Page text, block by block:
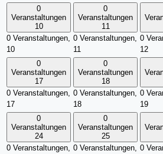
0
Veranstaltungen
10
0 Veranstaltungen,
10
0
Veranstaltungen
11
0 Veranstaltungen,
11
0
12
0
Veranstaltungen
17
0 Veranstaltungen,
17
0
Veranstaltungen
18
0 Veranstaltungen,
18
0
19
0
Veranstaltungen
24
0 Veranstaltungen,
0
Veranstaltungen
25
0 Veranstaltungen, 0